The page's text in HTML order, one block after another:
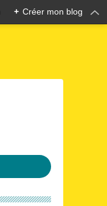
+ Créer mon blog